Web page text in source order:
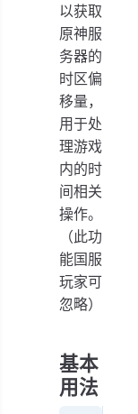
以获取
原神服
务器的
时区偏
移量，
用于处
理游戏
内的时
间相关
操作。
（此功
能国服
玩家可
忽略）
基本
用法